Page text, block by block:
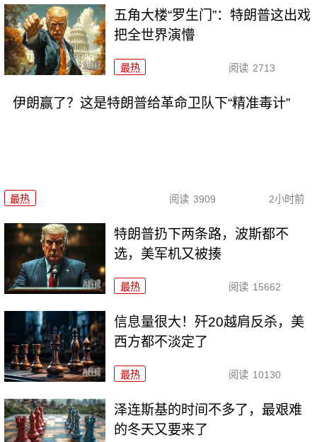
五角大楼“罗生门”：特朗普这出戏
把全世界演懵
最热 阅读 2713
伊朗赢了？这是特朗普给革命卫队下“精准毒计”
最热 阅读 3909 2小时前
特朗普扔下两条路，波斯都不
选，美军机又被揍
最热 阅读 15662
信息量很大！歼20越肩反杀，美
西方都不淡定了
最热 阅读 10130
泽连斯基的时间不多了，最艰难
的冬天又要来了